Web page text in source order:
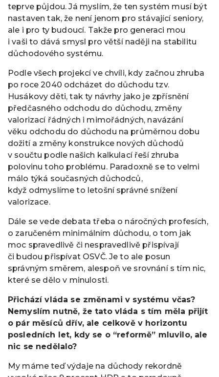
teprve půjdou. Já myslím, že ten systém musí být
nastaven tak, že není jenom pro stávající seniory,
ale i pro ty budoucí. Takže pro generaci mou
i vaši to dává smysl pro větší naději na stabilitu
důchodového systému.
Podle všech projekcí ve chvíli, kdy začnou zhruba
po roce 2040 odcházet do důchodu tzv.
Husákovy děti, tak ty návrhy jako je zpřísnění
předčasného odchodu do důchodu, změny
valorizací řádných i mimořádných, navázání
věku odchodu do důchodu na průměrnou dobu
dožití a změny konstrukce nových důchodů
v součtu podle našich kalkulací řeší zhruba
polovinu toho problému. Paradoxně se to velmi
málo týká současných důchodců,
když odmyslíme to letošní správné snížení
valorizace.
Dále se vede debata třeba o náročných profesích,
o zaručeném minimálním důchodu, o tom jak
moc spravedlivě či nespravedlivě přispívají
či budou přispívat OSVČ. Je to ale posun
správným směrem, alespoň ve srovnání s tím nic,
které se dělo v minulosti.
Přichází vláda se změnami v systému včas?
Nemyslím nutně, že tato vláda s tím měla přijít
o pár měsíců dřív, ale celkově v horizontu
posledních let, kdy se o “reformě” mluvilo, ale
nic se nedělalo?
My máme teď výdaje na důchody rekordně